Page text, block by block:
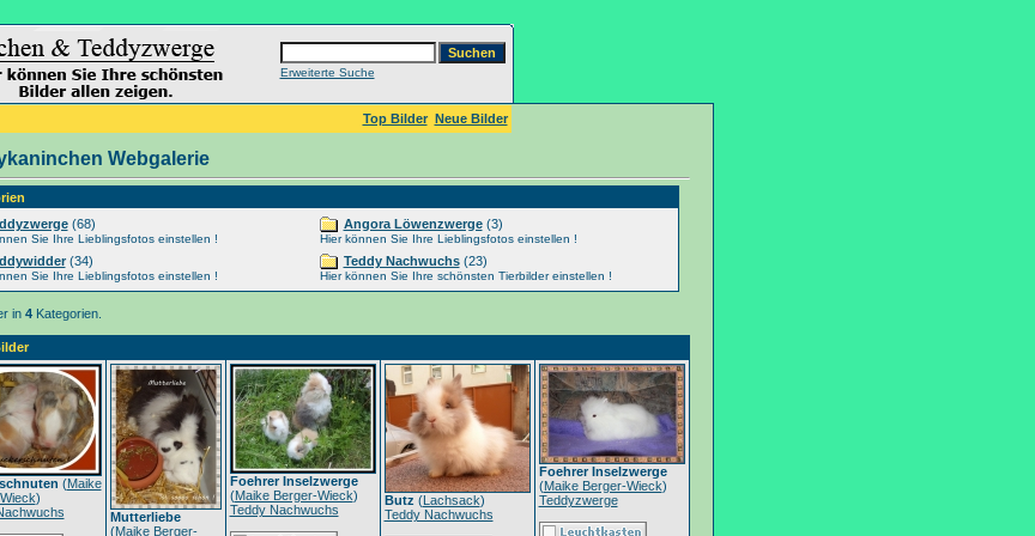
Erweiterte Suche
Top Bilder Neue Bilder
Webgalerie
(68)
Sie Ihre Lieblingsfotos einstellen !
(34)
Sie Ihre Lieblingsfotos einstellen !
Angora Löwenzwerge(3)
Hier können Sie Ihre Lieblingsfotos einstellen !
Teddy Nachwuchs(23)
Hier können Sie Ihre schönsten Tierbilder einstellen !
in 4Kategorien.
(Maike
)
Mutterliebe
(Maike Berger-
Foehrer Inselzwerge
(Maike Berger-Wieck)
Teddy Nachwuchs
Butz (Lachsack)
Teddy Nachwuchs
Foehrer Inselzwerge
(Maike Berger-Wieck)
Teddyzwerge